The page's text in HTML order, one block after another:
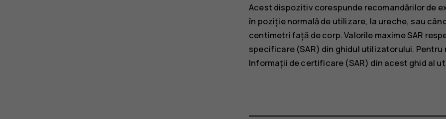
Acest dispozitiv corespunde recomandărilor de
în poziție normală de utilizare, la ureche, sau
centimetri față de corp. Valorile maxime SAR
specificare (SAR) din ghidul utilizatorului.
Informații de certificare (SAR) din acest ghid al